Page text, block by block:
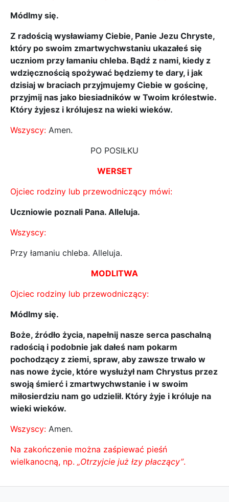
Módlmy się.
Z radością wysławiamy Ciebie, Panie Jezu Chryste,
który po swoim zmartwychwstaniu ukazałeś się
uczniom przy łamaniu chleba. Bądź z nami, kiedy z
wdzięcznością spożywać będziemy te dary, i jak
dzisiaj w braciach przyjmujemy Ciebie w gościnę,
przyjmij nas jako biesiadników w Twoim królestwie.
Który żyjesz i królujesz na wieki wieków.
Wszyscy: Amen.
PO POSIŁKU
WERSET
Ojciec rodziny lub przewodniczący mówi:
Uczniowie poznali Pana. Alleluja.
Wszyscy:
Przy łamaniu chleba. Alleluja.
MODLITWA
Ojciec rodziny lub przewodniczący:
Módlmy się.
Boże, źródło życia, napełnij nasze serca paschalną
radością i podobnie jak dałeś nam pokarm
pochodzący z ziemi, spraw, aby zawsze trwało w
nas nowe życie, które wysłużył nam Chrystus przez
swoją śmierć i zmartwychwstanie i w swoim
miłosierdziu nam go udzielił. Który żyje i króluje na
wieki wieków.
Wszyscy: Amen.
Na zakończenie można zaśpiewać pieśń
wielkanocną, np. „Otrzyjcie już łzy płaczący”.